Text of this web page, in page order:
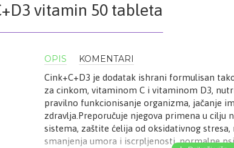
vitamin 50 tableta
OPIS KOMENTARI
Cink+C+D3 je dodatak ishrani formulisan
za cinkom, vitaminom C i vitaminom D3,
pravilno funkcionisanje organizma, jačanje
zdravlja.Preporučuje njegova primena u cilju
sistema, zaštite ćelija od oksidativnog
smanjenja umora i iscrpljenosti, normalne